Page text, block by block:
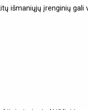
išmaniųjų įrenginių